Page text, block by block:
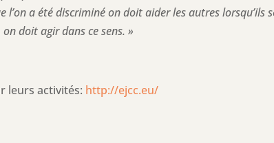
l’on a été discriminé on doit aider les autres lorsqu’ils
doit agir dans ce sens. »
leurs activités: http://ejcc.eu/